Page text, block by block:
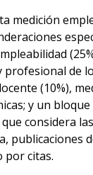
medición
profesional de
(10%),
y un bloque
considera
publicaciones
por citas.